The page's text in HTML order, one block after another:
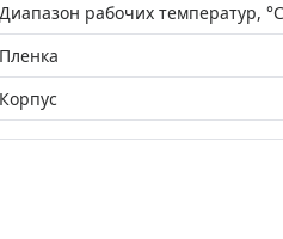
Диапазон рабочих температур, °С
Пленка
Корпус